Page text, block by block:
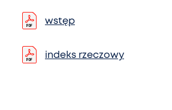
wstęp
indeks rzeczowy